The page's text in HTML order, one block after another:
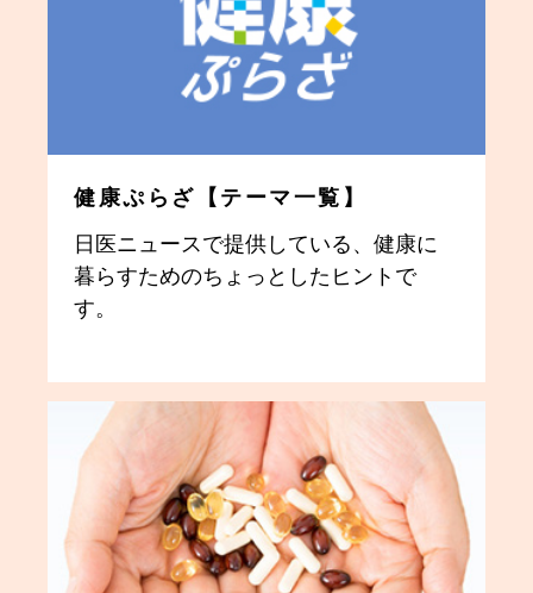
健康ぷらざ【テーマ一覧】
日医ニュースで提供している、健康に
暮らすためのちょっとしたヒントで
す。